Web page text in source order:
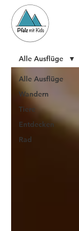
Alle Ausflüge
Wandern
Tiere
Entdecken
Rad
Alle Ausflüge